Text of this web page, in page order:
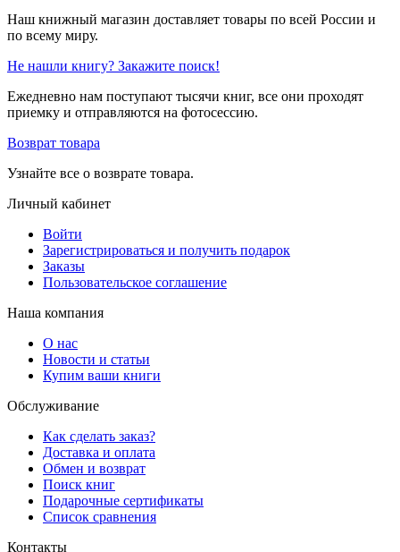
Наш книжный магазин доставляет товары по всей России и
по всему миру.
Не нашли книгу? Закажите поиск!
Ежедневно нам поступают тысячи книг, все они проходят
приемку и отправляются на фотосессию.
Возврат товара
Узнайте все о возврате товара.
Личный кабинет
Войти
Зарегистрироваться и получить подарок
Заказы
Пользовательское соглашение
Наша компания
О нас
Новости и статьи
Купим ваши книги
Обслуживание
Как сделать заказ?
Доставка и оплата
Обмен и возврат
Поиск книг
Подарочные сертификаты
Список сравнения
Контакты